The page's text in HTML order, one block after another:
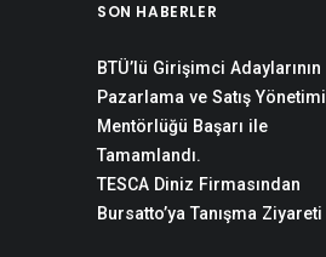
SON HABERLER
BTÜ’lü Girişimci Adaylarının
Pazarlama ve Satış Yönetimi
Mentörlüğü Başarı ile
Tamamlandı.
TESCA Diniz Firmasından
Bursatto’ya Tanışma Ziyareti